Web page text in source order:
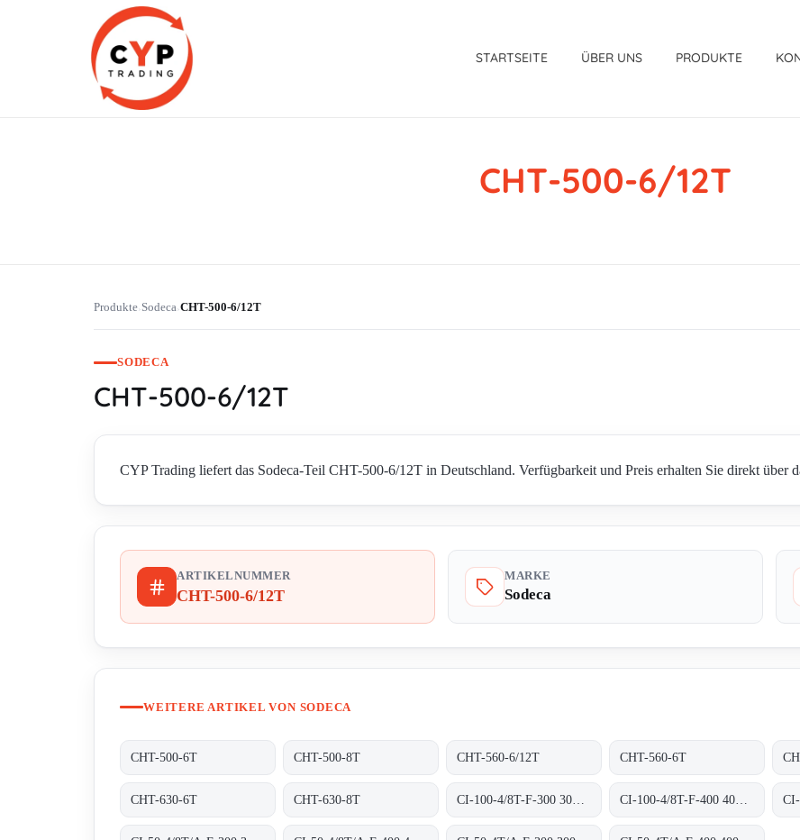
STARTSEITE ÜBER UNS PRODUKTE
CHT-500-6/12T
Produkte›Sodeca›CHT-500-6/12T
SODECA
CHT-500-6/12T
CYP Trading liefert das Sodeca-Teil CHT-500-6/12T in Deutschland. Verfügbarkeit und Preis erhalten Sie direkt über
ARTIKELNUMMER
CHT-500-6/12T
MARKE
Sodeca
WEITERE ARTIKEL VON SODECA
CHT-500-6T CHT-500-8T CHT-560-6/12T CHT-560-6T
CHT-630-6T CHT-630-8T